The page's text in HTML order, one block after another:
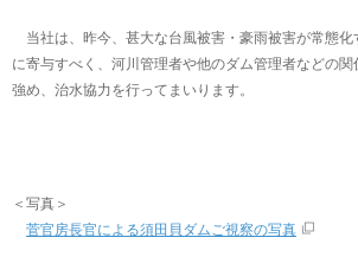
当社は、昨今、甚大な台風被害・豪雨被害が常態化
に寄与すべく、河川管理者や他のダム管理者などの
強め、治水協力を行ってまいります。
＜写真＞
菅官房長官による須田貝ダムご視察の写真